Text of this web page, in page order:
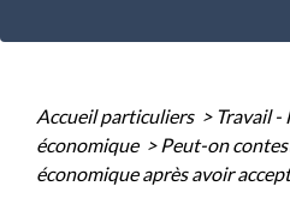
Accueil particuliers > Travail -
économique > Peut-on
économique après avoir